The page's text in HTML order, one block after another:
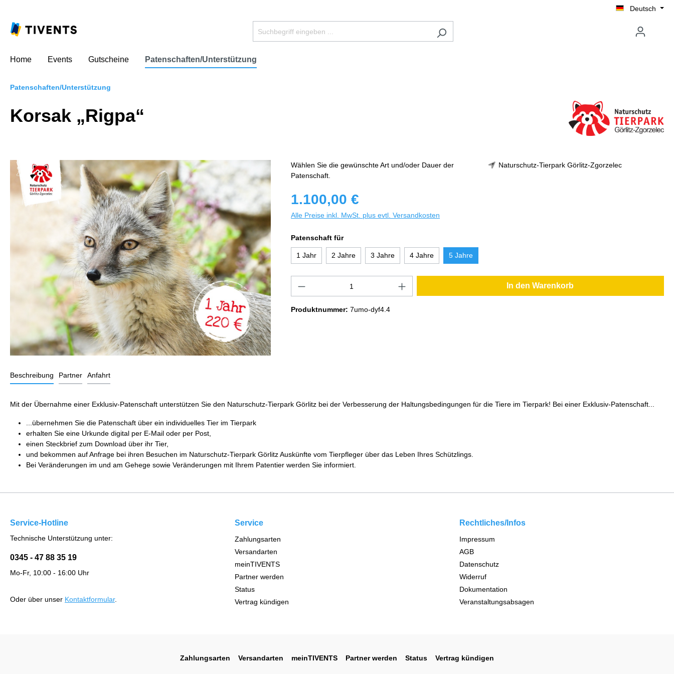
Deutsch
Home Events Gutscheine Patenschaften/Unterstützung
Patenschaften/Unterstützung
Korsak „Rigpa“
Wählen Sie die gewünschte Art und/oder Dauer der
Patenschaft.
Naturschutz-Tierpark Görlitz-Zgorzelec
1.100,00 €
Alle Preise inkl. MwSt. plus evtl. Versandkosten
Patenschaft für
1 Jahr 2 Jahre 3 Jahre 4 Jahre 5 Jahre
In den Warenkorb
Produktnummer: 7umo-dyf4.4
Beschreibung Partner Anfahrt
Mit der Übernahme einer Exklusiv-Patenschaft unterstützen Sie den Naturschutz-Tierpark Görlitz bei der Verbesserung der Haltungsbedingungen für die Tiere im Tierpark! Bei einer Exklusiv-Patenschaft...
...übernehmen Sie die Patenschaft über ein individuelles Tier im Tierpark
erhalten Sie eine Urkunde digital per E-Mail oder per Post,
einen Steckbrief zum Download über ihr Tier,
und bekommen auf Anfrage bei ihren Besuchen im Naturschutz-Tierpark Görlitz Auskünfte vom Tierpfleger über das Leben Ihres Schützlings.
Bei Veränderungen im und am Gehege sowie Veränderungen mit Ihrem Patentier werden Sie informiert.
Service-Hotline
Technische Unterstützung unter:
0345 - 47 88 35 19
Mo-Fr, 10:00 - 16:00 Uhr
Oder über unser Kontaktformular.
Service
Zahlungsarten
Versandarten
meinTIVENTS
Partner werden
Status
Vertrag kündigen
Rechtliches/Infos
Impressum
AGB
Datenschutz
Widerruf
Dokumentation
Veranstaltungsabsagen
Zahlungsarten Versandarten meinTIVENTS Partner werden Status Vertrag kündigen